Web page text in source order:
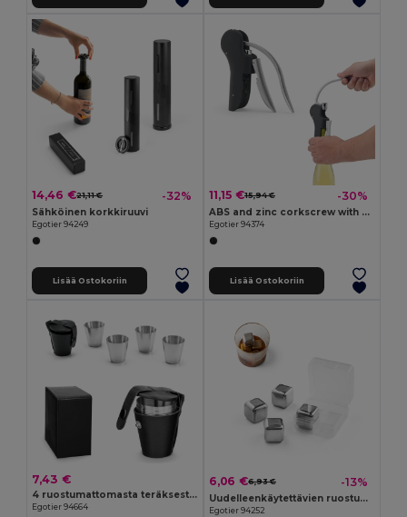
14,46 €21,11 € -32%
Sähköinen korkkiruuvi
Egotier 94249
Lisää Ostokoriin
11,15 €15,94 € -30%
ABS and zinc corkscrew with automatic lever for easy opening
Egotier 94374
Lisää Ostokoriin
7,43 €
4 ruostumattomasta teräksestä valmistetun kupin sarja 25 ml
Egotier 94664
6,06 €6,93 € -13%
Uudelleenkäytettävien ruostumattomasta teräksestä valmistettujen kuutioiden sarja
Egotier 94252